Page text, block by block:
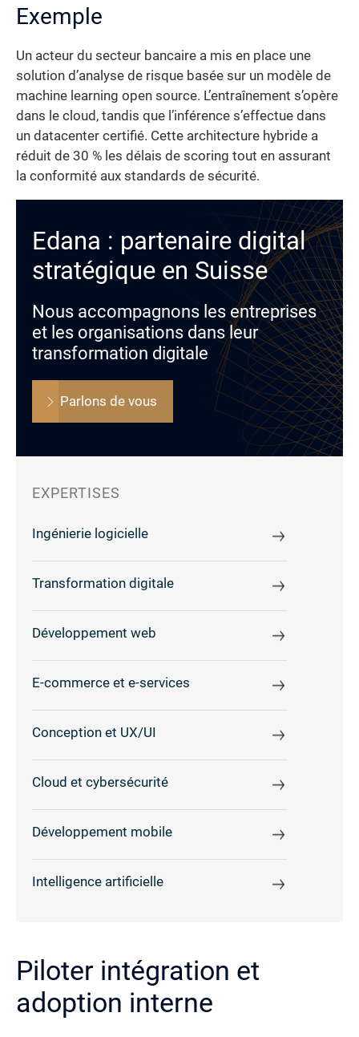
Exemple
Un acteur du secteur bancaire a mis en place une
solution d’analyse de risque basée sur un modèle de
machine learning open source. L’entraînement s’opère
dans le cloud, tandis que l’inférence s’effectue dans
un datacenter certifié. Cette architecture hybride a
réduit de 30 % les délais de scoring tout en assurant
la conformité aux standards de sécurité.
Edana : partenaire digital
stratégique en Suisse
Nous accompagnons les entreprises
et les organisations dans leur
transformation digitale
Parlons de vous
EXPERTISES
Ingénierie logicielle
Transformation digitale
Développement web
E-commerce et e-services
Conception et UX/UI
Cloud et cybersécurité
Développement mobile
Intelligence artificielle
Piloter intégration et
adoption interne